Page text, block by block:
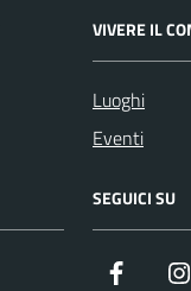
VIVERE IL
Luoghi
Eventi
SEGUICI SU
Facebook